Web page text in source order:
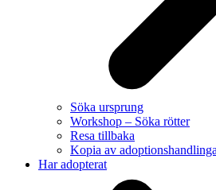
Söka ursprung
Workshop – Söka rötter
Resa tillbaka
Kopia av
Har adopterat